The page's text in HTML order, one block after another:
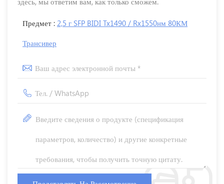
Предмет : 2,5 г SFP BIDI Tx1490 / Rx1550нм 80КМ
Трансивер